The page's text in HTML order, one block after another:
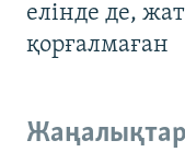
елінде де,
қорғалмаған
Жаңалықтар